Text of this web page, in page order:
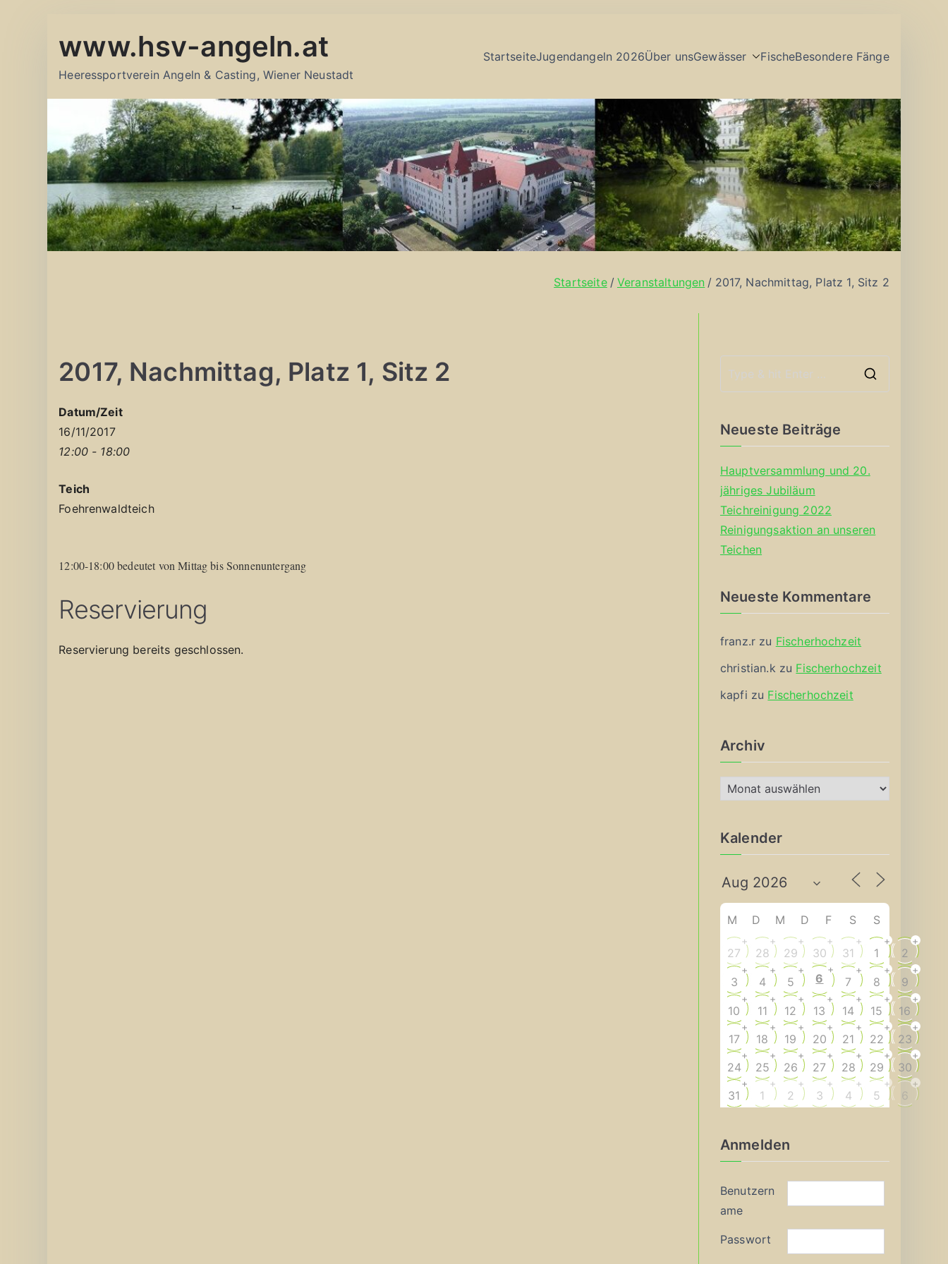
Inhalt
www.hsv-angeln.at
Heeressportverein Angeln & Casting, Wiener Neustadt
StartseiteJugendangeln 2026Über unsGewässer FischeBesondere Fänge
Startseite Veranstaltungen 2017, Nachmittag, Platz 1, Sitz 2
2017, Nachmittag, Platz 1, Sitz 2
Datum/Zeit
16/11/2017
12:00 - 18:00
Teich
Foehrenwaldteich
12:00-18:00 bedeutet von Mittag bis Sonnenuntergang
Reservierung
Reservierung bereits geschlossen.
Neueste Beiträge
Hauptversammlung und 20.
jähriges Jubiläum
Teichreinigung 2022
Reinigungsaktion an unseren
Teichen
Neueste Kommentare
franz.r zu Fischerhochzeit
christian.k zu Fischerhochzeit
kapfi zu Fischerhochzeit
Archiv
r
h
v
Kalender
M D M D F S S
27
+
28
+
29
+
30
+
31
+
1
+
2
+
3
+
4
+
5
+
6
+
7
+
8
+
9
+
10
+
11
+
12
+
13
+
14
+
15
+
16
+
17
+
18
+
19
+
20
+
21
+
22
+
23
+
24
+
25
+
26
+
27
+
28
+
29
+
30
+
31
+
1
+
2
+
3
+
4
+
5
+
6
+
Anmelden
Benutzern
ame
Passwort